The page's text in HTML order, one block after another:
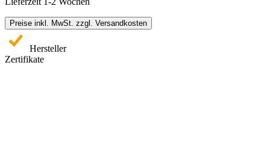
Preise inkl. MwSt. zzgl. Versandkosten
Hersteller
Zertifikate